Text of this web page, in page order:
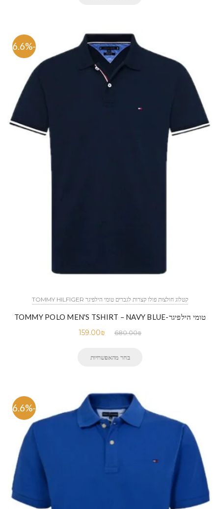
-76.6%
קטלוג חולצות פולו קצרות לגברים טומי הילפיגר TOMMY HILFIGER
טומי הילפיגר-TOMMY POLO MEN'S TSHIRT – NAVY BLUE
680.00₪
159.00₪
בחר מהאפשרויות
-76.6%